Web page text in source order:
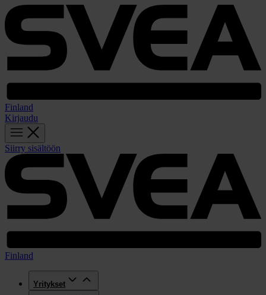
Finland
Kirjaudu
Siirry sisältöön
Finland
Yritykset